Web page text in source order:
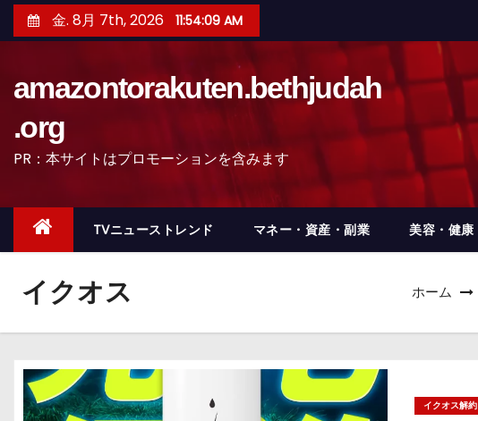
ン
ッ
金. 8月 7th, 2026 11:54:10 AM
amazontorakuten.bethjudah
.org
PR：本サイトはプロモーションを含みます
TVニューストレンド マネー・資産・副業 美容・健康
イクオス ホーム
イクオス解約